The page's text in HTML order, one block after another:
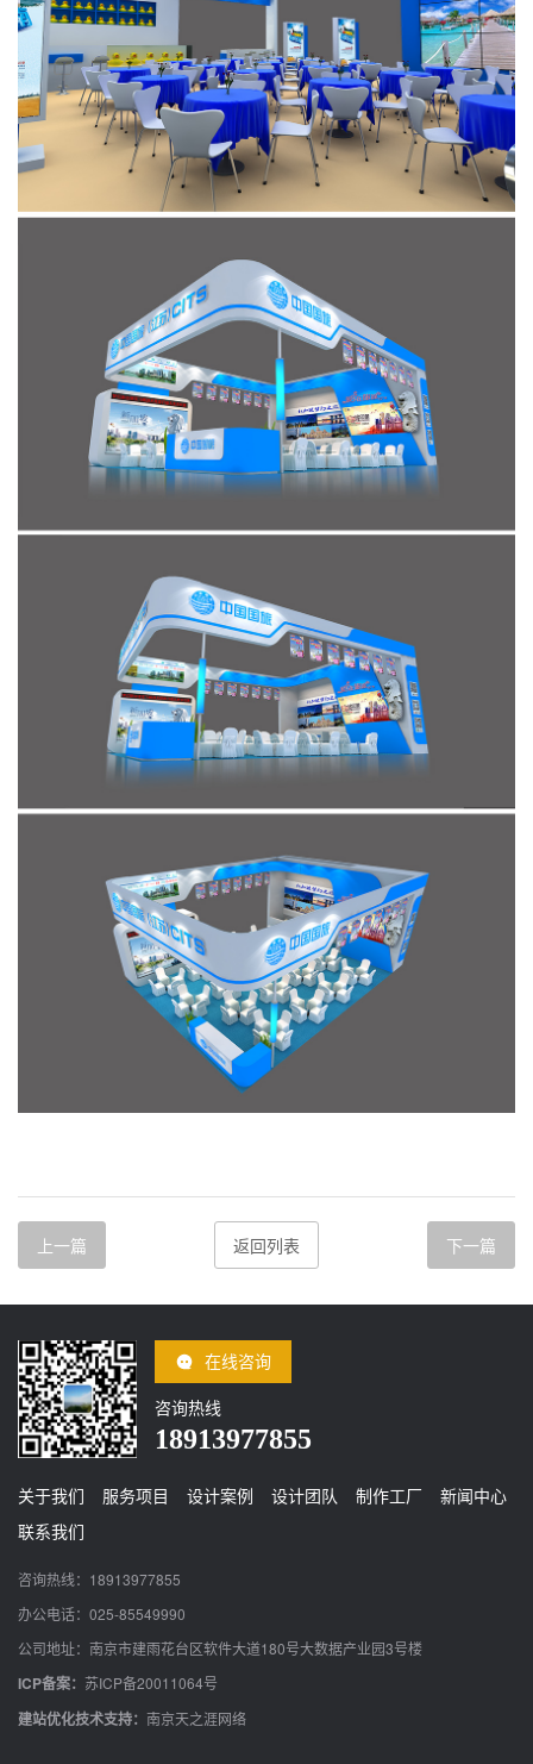
上一篇 返回列表 下一篇
在线咨询
咨询热线
18913977855
关于我们 服务项目 设计案例 设计团队 制作工厂
新闻中心
联系我们
咨询热线：18913977855
办公电话：025-85549990
公司地址：南京市建雨花台区软件大道180号大数据产业园3号楼
ICP备案： 苏ICP备20011064号
建站优化技术支持： 南京天之涯网络